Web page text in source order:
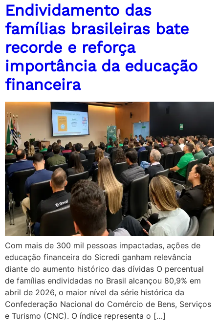
Endividamento das
famílias brasileiras bate
recorde e reforça
importância da educação
financeira
Com mais de 300 mil pessoas impactadas, ações de
educação financeira do Sicredi ganham relevância
diante do aumento histórico das dívidas O percentual
de famílias endividadas no Brasil alcançou 80,9% em
abril de 2026, o maior nível da série histórica da
Confederação Nacional do Comércio de Bens, Serviços
e Turismo (CNC). O índice representa o […]